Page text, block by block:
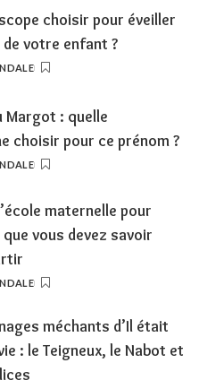
choisir pour éveiller
votre enfant ?
Margot : quelle
choisir pour ce prénom ?
maternelle pour
vous devez savoir
méchants d’Il était
: le Teigneux, le Nabot et